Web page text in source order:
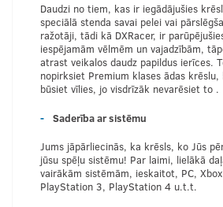
Daudzi no tiem, kas ir iegādājušies
speciālā stenda savai pelei vai
ražotāji, tādi kā DXRacer, ir
iespējamām vēlmēm un vajadzībām,
atrast veikalos daudz papildus ierīces.
nopirksiet Premium klases ādas krēslu,
būsiet vīlies, jo visdrīzāk nevarēsiet to .
Saderība ar sistēmu
Jums jāpārliecinās, ka krēsls, ko Jūs
jūsu spēļu sistēmu! Par laimi, lielākā
vairākām sistēmām, ieskaitot, PC,
PlayStation 3, PlayStation 4 u.t.t.